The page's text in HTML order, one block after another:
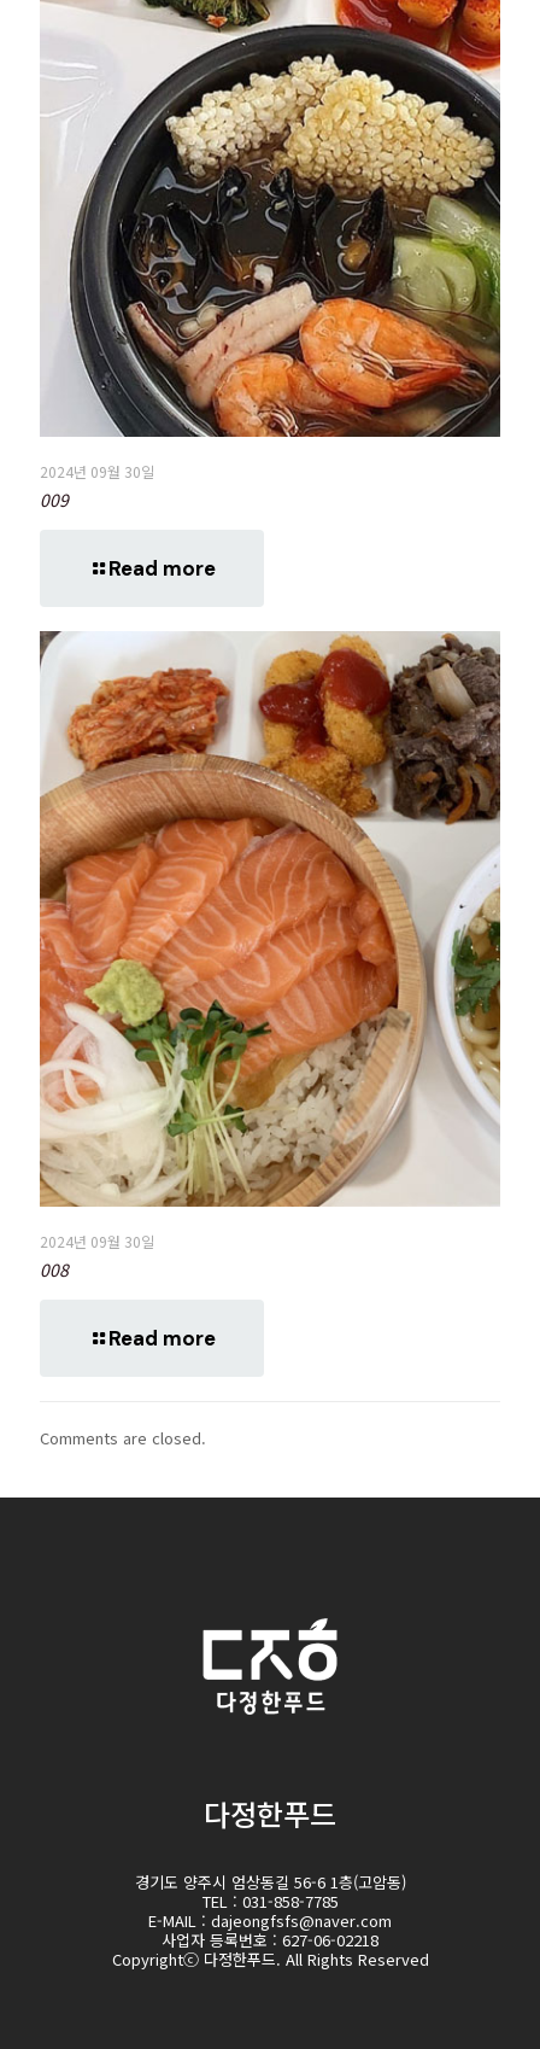
2024년 09월 30일
009
Read more
2024년 09월 30일
008
Read more
Comments are closed.
다정한푸드
경기도 양주시 엄상동길 56-6 1층(고암동)
TEL : 031-858-7785
E-MAIL : dajeongfsfs@naver.com
사업자 등록번호 : 627-06-02218
Copyrightⓒ 다정한푸드. All Rights Reserved